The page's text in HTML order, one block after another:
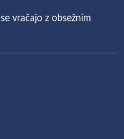
vračajo z obsežnim